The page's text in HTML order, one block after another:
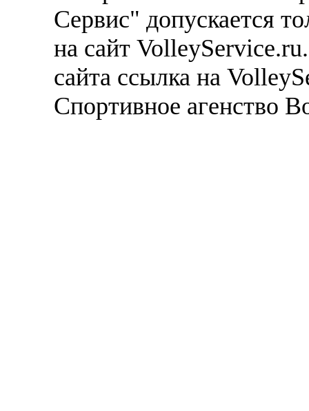
Сервис" допускается
на сайт
сайта ссылка на
Спортивное агенство